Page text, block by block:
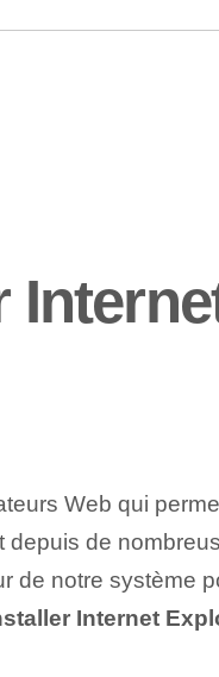
Web qui
de
de notre système
⁣Internet‌